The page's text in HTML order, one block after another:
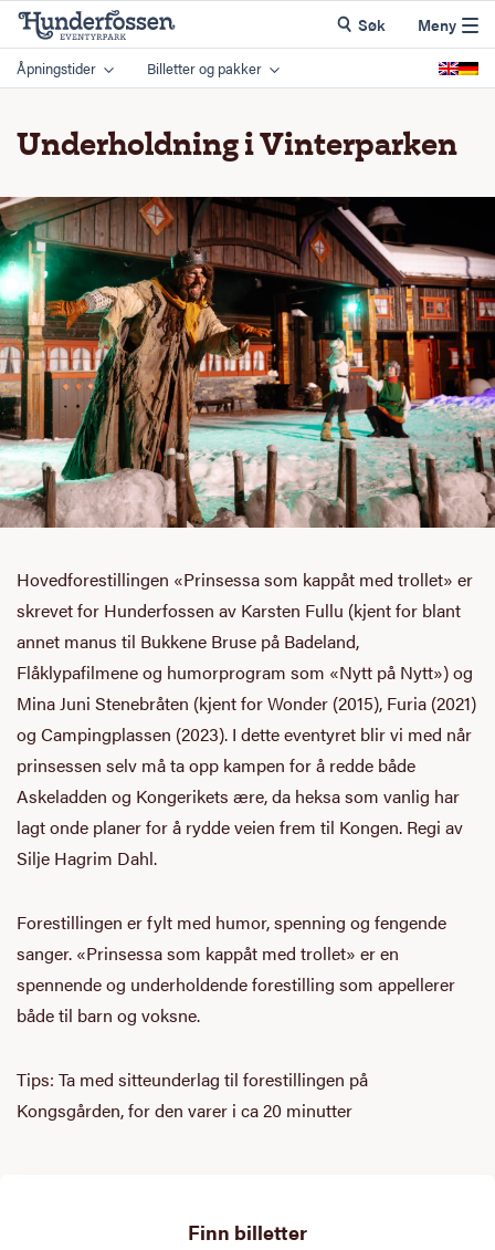
Åpningstider Billetter og pakker
Søk Meny
Underholdning i Vinterparken
Hovedforestillingen «Prinsessa som kappåt med trollet» er
skrevet for Hunderfossen av Karsten Fullu (kjent for blant
annet manus til Bukkene Bruse på Badeland,
Flåklypafilmene og humorprogram som «Nytt på Nytt») og
Mina Juni Stenebråten (kjent for Wonder (2015), Furia (2021)
og Campingplassen (2023). I dette eventyret blir vi med når
prinsessen selv må ta opp kampen for å redde både
Askeladden og Kongerikets ære, da heksa som vanlig har
lagt onde planer for å rydde veien frem til Kongen. Regi av
Silje Hagrim Dahl.
Forestillingen er fylt med humor, spenning og fengende
sanger. «Prinsessa som kappåt med trollet» er en
spennende og underholdende forestilling som appellerer
både til barn og voksne.
Tips: Ta med sitteunderlag til forestillingen på
Kongsgården, for den varer i ca 20 minutter
Finn billetter